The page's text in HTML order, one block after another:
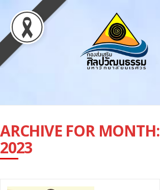
ARCHIVE FOR MONTH:
2023